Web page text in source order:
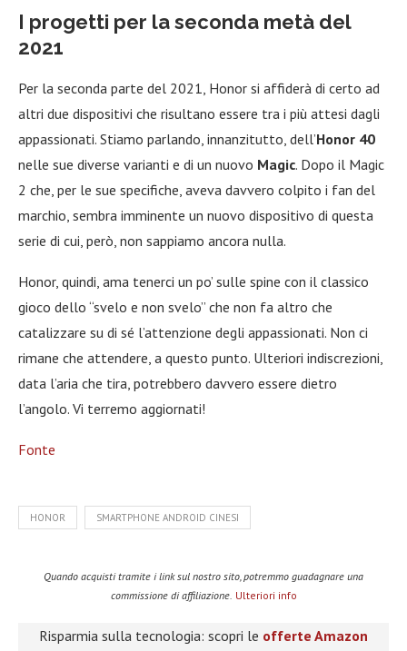
I progetti per la seconda metà del
2021
Per la seconda parte del 2021, Honor si affiderà di certo ad
altri due dispositivi che risultano essere tra i più attesi dagli
appassionati. Stiamo parlando, innanzitutto, dell’Honor 40
nelle sue diverse varianti e di un nuovo Magic. Dopo il Magic
2 che, per le sue specifiche, aveva davvero colpito i fan del
marchio, sembra imminente un nuovo dispositivo di questa
serie di cui, però, non sappiamo ancora nulla.
Honor, quindi, ama tenerci un po’ sulle spine con il classico
gioco dello “svelo e non svelo” che non fa altro che
catalizzare su di sé l’attenzione degli appassionati. Non ci
rimane che attendere, a questo punto. Ulteriori indiscrezioni,
data l’aria che tira, potrebbero davvero essere dietro
l’angolo. Vi terremo aggiornati!
Fonte
HONOR SMARTPHONE ANDROID CINESI
Quando acquisti tramite i link sul nostro sito, potremmo guadagnare una
commissione di affiliazione. Ulteriori info
Risparmia sulla tecnologia: scopri le offerte Amazon